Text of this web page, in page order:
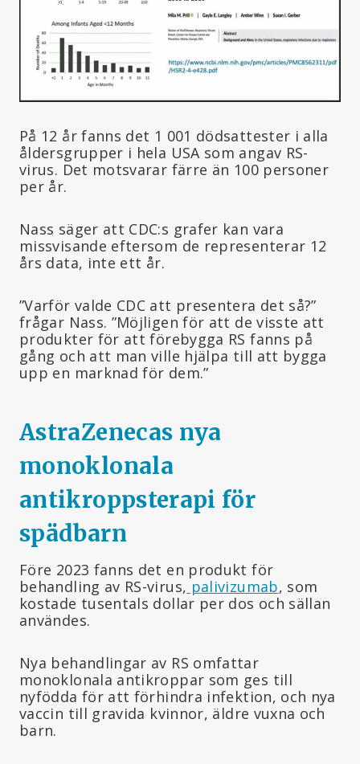
På 12 år fanns det 1 001 dödsattester i alla
åldersgrupper i hela USA som angav RS-
virus. Det motsvarar färre än 100 personer
per år.
Nass säger att CDC:s grafer kan vara
missvisande eftersom de representerar 12
års data, inte ett år.
”Varför valde CDC att presentera det så?”
frågar Nass. ”Möjligen för att de visste att
produkter för att förebygga RS fanns på
gång och att man ville hjälpa till att bygga
upp en marknad för dem.”
AstraZenecas nya
monoklonala
antikroppsterapi för
spädbarn
Före 2023 fanns det en produkt för
behandling av RS-virus, palivizumab, som
kostade tusentals dollar per dos och sällan
användes.
Nya behandlingar av RS omfattar
monoklonala antikroppar som ges till
nyfödda för att förhindra infektion, och nya
vaccin till gravida kvinnor, äldre vuxna och
barn.